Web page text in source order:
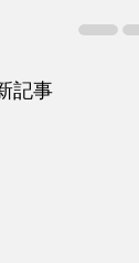
記事